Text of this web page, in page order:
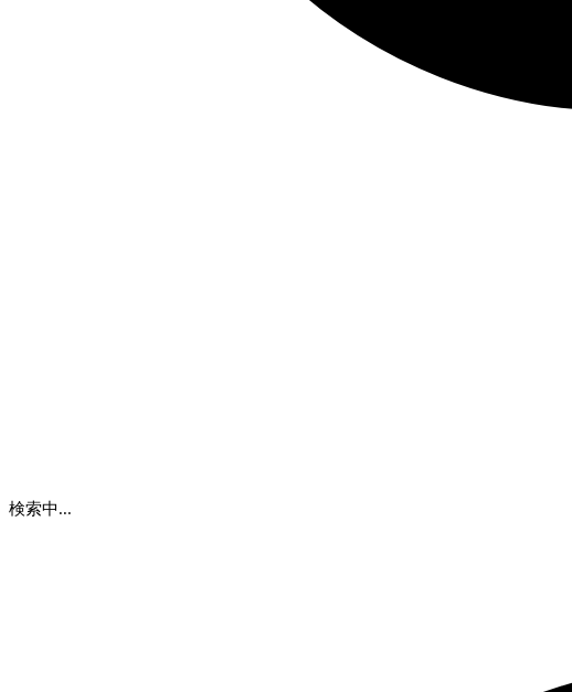
検索中...